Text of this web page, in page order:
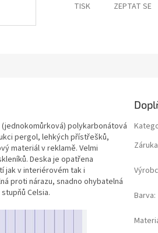
TISK ZEPTAT SE
polykarbonátová
pergol, lehkých přístřešků,
materiál v reklamě. Velmi
Deska je opatřena
jak v interiérovém tak i
proti nárazu, snadno ohybatelná
Celsia.
Záruka
Barva: